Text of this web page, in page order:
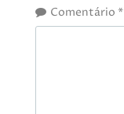
Comentário *